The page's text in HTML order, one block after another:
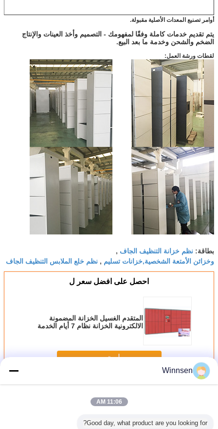
أوامر تصنيع المعدات الأصلية مقبولة.
يتم تقديم خدمات كاملة وفقًا لمفهومك - التصميم وأخذ العينات والإنتاج
الضخم والشحن وخدمة ما بعد البيع.
لقطات ورشة العمل:
بطاقة: نظم خزانة التنظيف الجاف ,
وخزائن الأمتعة الشخصية,خزانات تسليم , نظم خلع الملابس التنظيف الجاف
احصل على افضل سعر ل
المتقدم الغسيل الخزانة المضمونة
الالكترونية الخزانة نظام 7 أيام الخدمة
استمر
أكثرالغسيل الخزانة
Winnsen
11:06 AM
Good day, what product are you looking for?